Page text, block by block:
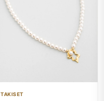
TAKISET